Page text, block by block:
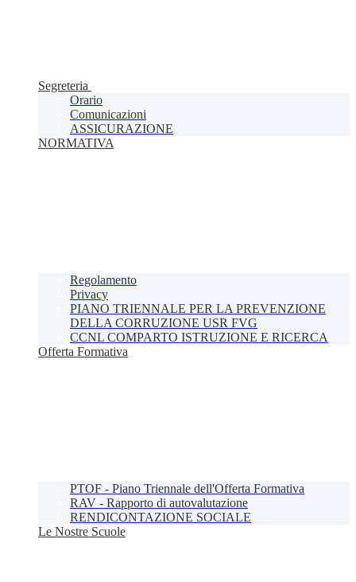
Segreteria
Orario
Comunicazioni
ASSICURAZIONE
NORMATIVA
Regolamento
Privacy
PIANO TRIENNALE PER LA PREVENZIONE
DELLA CORRUZIONE USR FVG
CCNL COMPARTO ISTRUZIONE E RICERCA
Offerta Formativa
PTOF - Piano Triennale dell'Offerta Formativa
RAV - Rapporto di autovalutazione
RENDICONTAZIONE SOCIALE
Le Nostre Scuole